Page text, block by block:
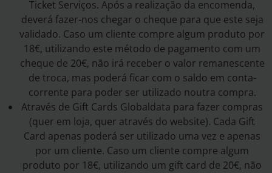
Ticket Serviços. Após a realização da encomenda,
deverá fazer-nos chegar o cheque para que este seja
validado. Caso um cliente compre algum produto por
18€, utilizando este método de pagamento com um
cheque de 20€, não irá receber o valor remanescente
de troca, mas poderá ficar com o saldo em conta-
corrente para poder ser utilizado noutra compra.
Através de Gift Cards Globaldata para fazer compras
(quer em loja, quer através do website). Cada Gift
Card apenas poderá ser utilizado uma vez e apenas
por um cliente. Caso um cliente compre algum
produto por 18€, utilizando um gift card de 20€, não